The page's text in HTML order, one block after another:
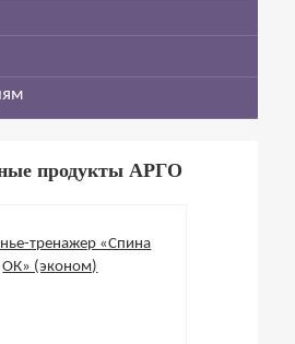
продукты АРГО